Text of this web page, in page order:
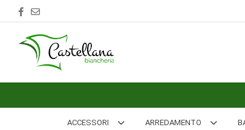
ACCESSORI
ACCESSORI ARREDAMENTO